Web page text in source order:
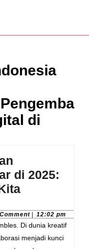
di
di 2025:
12:02 pm
menjadi kunci